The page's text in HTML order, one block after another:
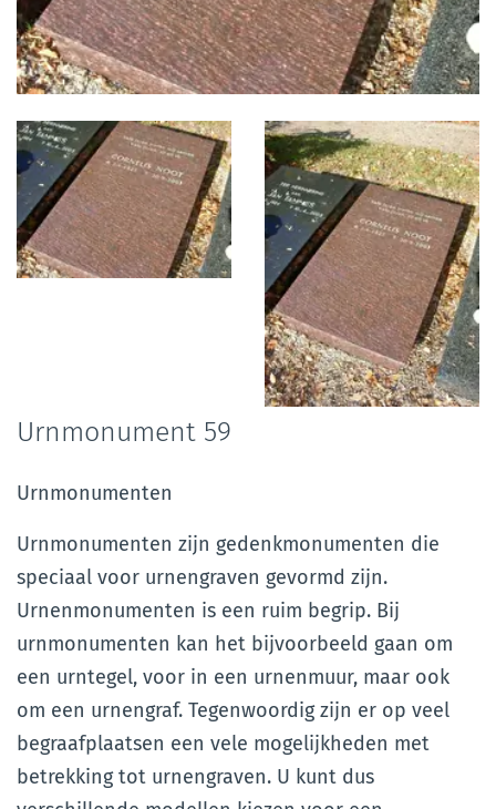
Foto
album
overslaan
Urnmonument 59
Urnmonumenten
Urnmonumenten zijn gedenkmonumenten die
speciaal voor urnengraven gevormd zijn.
Urnenmonumenten is een ruim begrip. Bij
urnmonumenten kan het bijvoorbeeld gaan om
een urntegel, voor in een urnenmuur, maar ook
om een urnengraf. Tegenwoordig zijn er op veel
begraafplaatsen een vele mogelijkheden met
betrekking tot urnengraven. U kunt dus